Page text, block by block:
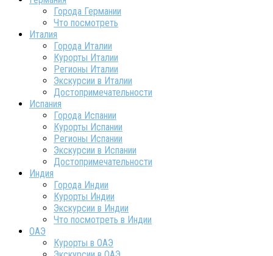
Города Германии
Что посмотреть
Италия
Города Италии
Курорты Италии
Регионы Италии
Экскурсии в Италии
Достопримечательности
Испания
Города Испании
Курорты Испании
Регионы Испании
Экскурсии в Испании
Достопримечательности
Индия
Города Индии
Курорты Индии
Экскурсии в Индии
Что посмотреть в Индии
ОАЭ
Курорты в ОАЭ